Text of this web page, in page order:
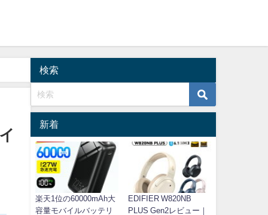
検索
新着
楽天1位の60000mAh大
容量モバイルバッテリ
EDIFIER W820NB
PLUS Gen2レビュー｜